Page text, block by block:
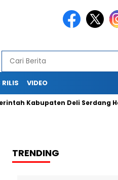
RILIS VIDEO
Kabupaten Deli Serdang
TRENDING